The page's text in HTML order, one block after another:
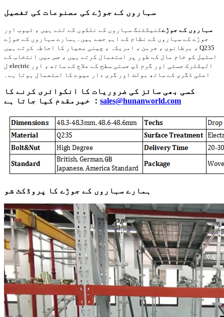
سہاروں کے جوڑے کی مصنوعات کی تفصیل
سہاروں کے جوڑےکنیکٹنگ سہاروں کے نلکوں کے لئے ہیں ، ٹیوب اور
جوڑے کے سہاروں کے نظام کے اہم حصے ہیں۔
ہمارے سہاروں کے جوڑے
برطانوی ، جرمن ، امریکہ ، چینی معیار کا احاطہ کرتے ہیں ، Q235
اسٹیل کو خام مال کے طور پر استعمال کرتے ہیں ، جس میں انتخاب کے
ل electric الیکٹرک جستی اور گرم ڈپ جستی سطح کے علاج کے ساتھ ، اور
اعلی ڈگری کے ساتھ بولٹ اور گری دار میوے کا استعمال ہوتا ہے۔
کسی بھی سائز کی ضروریات کا انکوائری کرنے کا
خیرمقدم کیا جاتا ہے ： sales@hunanworld.com
ہمارے سہاروں کے جوڑے کا پروڈکٹ شو